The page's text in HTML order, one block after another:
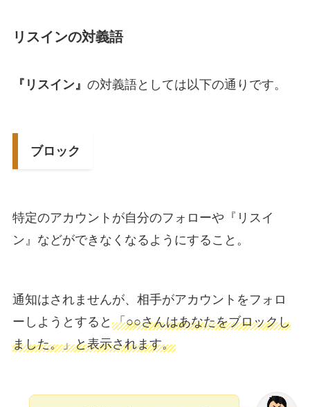
リスインの対義語
『リスイン』 の対義語としては以下の通りです。
ブロック
特定のアカウントが自分のフォローや『リスイ
ン』などができなくなるようにすること。
通知はされませんが、相手がアカウントをフォロ
ーしようとすると 「○○さんはあなたをブロックし
ました。」と表示されます。